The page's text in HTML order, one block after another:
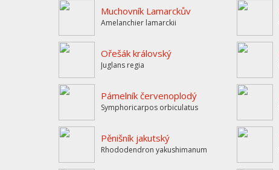
Muchovník Lamarckův
Amelanchier lamarckii
Ořešák královský
Juglans regia
Pámelník červenoplodý
Symphoricarpos orbiculatus
Pěnišník jakutský
Rhododendron yakushimanum